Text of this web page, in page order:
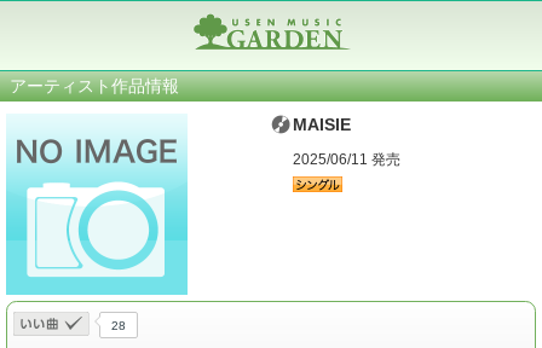
アーティスト作品情報
MAISIE
2025/06/11 発売
28